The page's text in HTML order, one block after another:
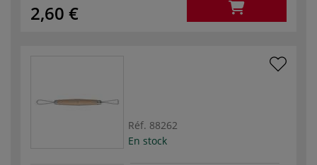
2,60 €
Réf. 88262
En stock